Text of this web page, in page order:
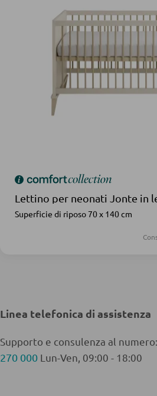
Lettino per neonati Jonte in
Superficie di riposo 70 x 140 cm
Linea telefonica di assistenza
Supporto e consulenza al numero:
270 000 Lun-Ven, 09:00 - 18:00